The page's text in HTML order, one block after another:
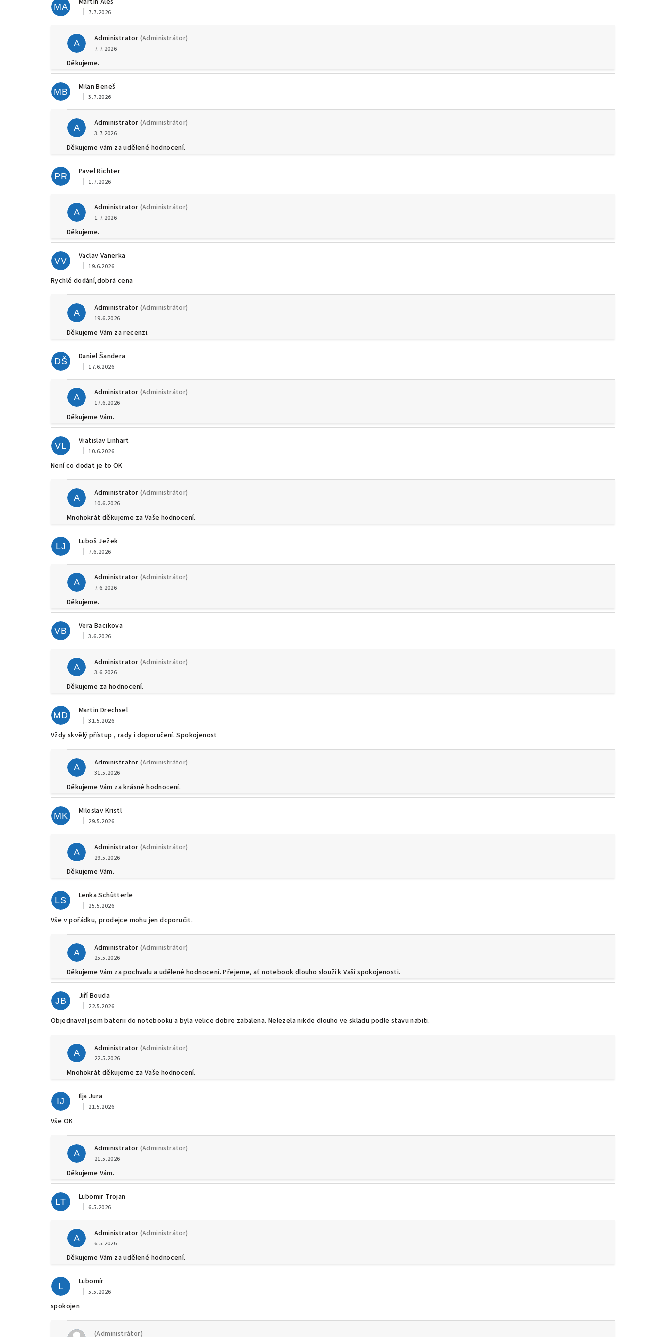
eMA
Martin Aleš
Hodnocení obchodu je 5 z 5 hvězdiček.
7.7.2026
A Administrator (Administrátor)
7.7.2026
Děkujeme.
MB
Milan Beneš
Hodnocení obchodu je 5 z 5 hvězdiček.
3.7.2026
A Administrator (Administrátor)
3.7.2026
Děkujeme vám za udělené hodnocení.
PR
Pavel Richter
Hodnocení obchodu je 5 z 5 hvězdiček.
1.7.2026
A Administrator (Administrátor)
1.7.2026
Děkujeme.
VV
Vaclav Vanerka
Hodnocení obchodu je 5 z 5 hvězdiček.
19.6.2026
Rychlé dodání,dobrá cena
A Administrator (Administrátor)
19.6.2026
Děkujeme Vám za recenzi.
DŠ
Daniel Šandera
Hodnocení obchodu je 5 z 5 hvězdiček.
17.6.2026
A Administrator (Administrátor)
17.6.2026
Děkujeme Vám.
VL
Vratislav Linhart
Hodnocení obchodu je 5 z 5 hvězdiček.
10.6.2026
Není co dodat je to OK
A Administrator (Administrátor)
10.6.2026
Mnohokrát děkujeme za Vaše hodnocení.
LJ
Luboš Ježek
Hodnocení obchodu je 5 z 5 hvězdiček.
7.6.2026
A Administrator (Administrátor)
7.6.2026
Děkujeme.
VB
Vera Bacikova
Hodnocení obchodu je 5 z 5 hvězdiček.
3.6.2026
A Administrator (Administrátor)
3.6.2026
Děkujeme za hodnocení.
MD
Martin Drechsel
Hodnocení obchodu je 5 z 5 hvězdiček.
31.5.2026
Vždy skvělý přístup , rady i doporučení. Spokojenost
A Administrator (Administrátor)
31.5.2026
Děkujeme Vám za krásné hodnocení.
MK
Miloslav Kristl
Hodnocení obchodu je 5 z 5 hvězdiček.
29.5.2026
A Administrator (Administrátor)
29.5.2026
Děkujeme Vám.
LS
Lenka Schütterle
Hodnocení obchodu je 5 z 5 hvězdiček.
25.5.2026
Vše v pořádku, prodejce mohu jen doporučit.
A Administrator (Administrátor)
25.5.2026
Děkujeme Vám za pochvalu a udělené hodnocení. Přejeme, ať notebook dlouho slouží k Vaší spokojenosti.
JB
Jiří Bouda
Hodnocení obchodu je 5 z 5 hvězdiček.
22.5.2026
Objednaval jsem baterii do notebooku a byla velice dobre zabalena. Nelezela nikde dlouho ve skladu podle stavu nabiti.
A Administrator (Administrátor)
22.5.2026
Mnohokrát děkujeme za Vaše hodnocení.
IJ
Ilja Jura
Hodnocení obchodu je 5 z 5 hvězdiček.
21.5.2026
Vše OK
A Administrator (Administrátor)
21.5.2026
Děkujeme Vám.
LT
Lubomir Trojan
Hodnocení obchodu je 5 z 5 hvězdiček.
6.5.2026
A Administrator (Administrátor)
6.5.2026
Děkujeme Vám za udělené hodnocení.
L
Lubomír
Hodnocení obchodu je 5 z 5 hvězdiček.
5.5.2026
spokojen
(Administrátor)